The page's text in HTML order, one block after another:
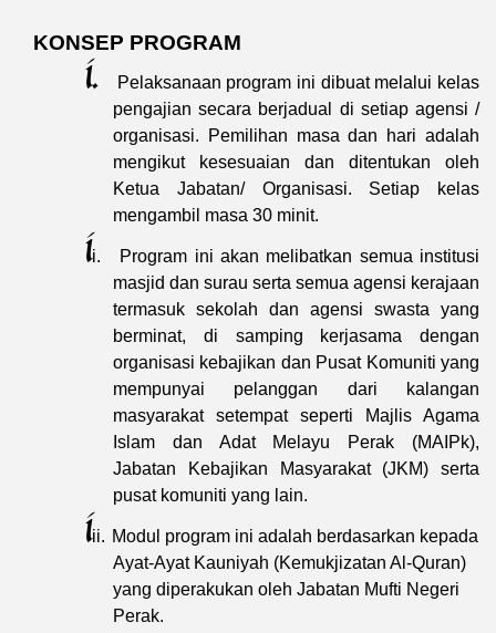
KONSEP PROGRAM
i.
Pelaksanaan program ini dibuat melalui kelas
pengajian secara berjadual di setiap agensi /
organisasi. Pemilihan masa dan hari adalah
mengikut kesesuaian dan ditentukan oleh
Ketua Jabatan/ Organisasi. Setiap kelas
mengambil masa 30 minit.
ii.
Program ini akan melibatkan semua institusi
masjid dan surau serta semua agensi kerajaan
termasuk sekolah dan agensi swasta yang
berminat, di samping kerjasama dengan
organisasi kebajikan dan Pusat Komuniti yang
mempunyai pelanggan dari kalangan
masyarakat setempat seperti Majlis Agama
Islam dan Adat Melayu Perak (MAIPk),
Jabatan Kebajikan Masyarakat (JKM) serta
pusat komuniti yang lain.
iii. Modul program ini adalah berdasarkan kepada
Ayat-Ayat Kauniyah (Kemukjizatan Al-Quran)
yang diperakukan oleh Jabatan Mufti Negeri
Perak.